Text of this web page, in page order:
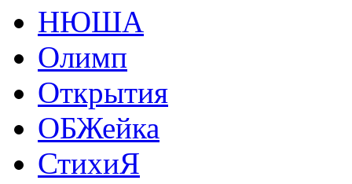
НЮША
Олимп
Открытия
ОБЖейка
СтихиЯ